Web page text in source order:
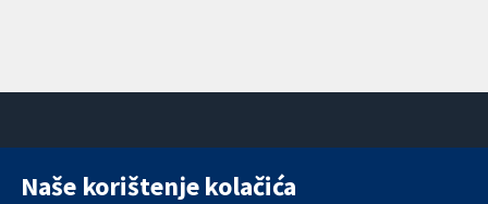
11-13 Cavendish
Naše korištenje kolačića